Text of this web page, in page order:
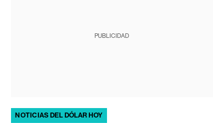
PUBLICIDAD
NOTICIAS DEL DÓLAR HOY